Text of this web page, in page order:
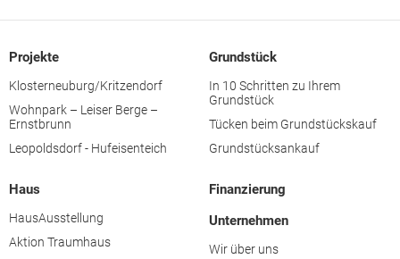
Projekte
Klosterneuburg/Kritzendorf
Wohnpark – Leiser Berge –
Ernstbrunn
Leopoldsdorf - Hufeisenteich
Haus
HausAusstellung
Aktion Traumhaus
Grundstück
In 10 Schritten zu Ihrem
Grundstück
Tücken beim Grundstückskauf
Grundstücksankauf
Finanzierung
Unternehmen
Wir über uns